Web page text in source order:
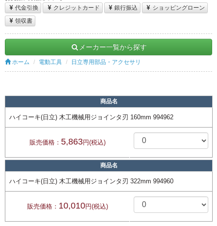
代金引換
クレジットカード 銀行振込
ショッピングローン
領収書
メーカー一覧から探す
ホーム 電動工具 日立専用部品・アクセサリ
商品名
ハイコーキ(日立) 木工機械用ジョインタ刃 160mm 994962
販売価格： 5,863円(税込)
商品名
ハイコーキ(日立) 木工機械用ジョインタ刃 322mm 994960
販売価格： 10,010円(税込)